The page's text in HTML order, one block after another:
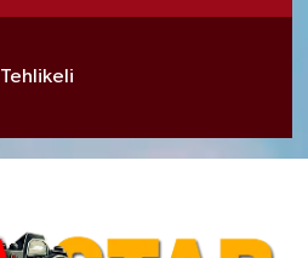
Tehlikeli